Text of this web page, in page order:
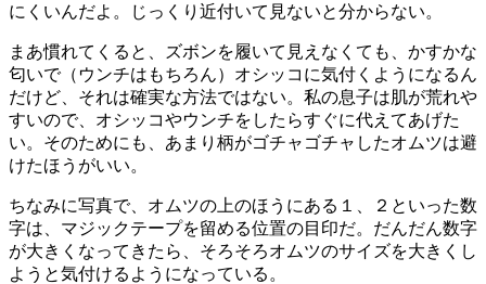
にくいんだよ。じっくり近付いて見ないと分からない。
まあ慣れてくると、ズボンを履いて見えなくても、かすかな
匂いで（ウンチはもちろん）オシッコに気付くようになるん
だけど、それは確実な方法ではない。私の息子は肌が荒れや
すいので、オシッコやウンチをしたらすぐに代えてあげた
い。そのためにも、あまり柄がゴチャゴチャしたオムツは避
けたほうがいい。
ちなみに写真で、オムツの上のほうにある１、２といった数
字は、マジックテープを留める位置の目印だ。だんだん数字
が大きくなってきたら、そろそろオムツのサイズを大きくし
ようと気付けるようになっている。